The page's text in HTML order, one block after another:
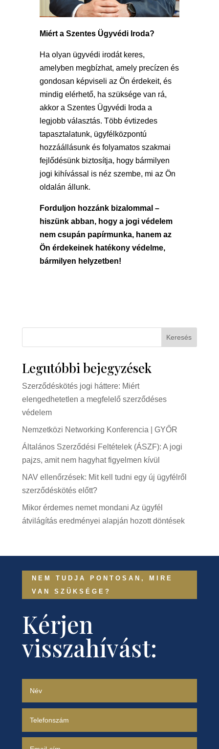
Miért a Szentes Ügyvédi Iroda?
Ha olyan ügyvédi irodát keres,
amelyben megbízhat, amely precízen és
gondosan képviseli az Ön érdekeit, és
mindig elérhető, ha szüksége van rá,
akkor a Szentes Ügyvédi Iroda a
legjobb választás. Több évtizedes
tapasztalatunk, ügyfélközpontú
hozzáállásunk és folyamatos szakmai
fejlődésünk biztosítja, hogy bármilyen
jogi kihívással is néz szembe, mi az Ön
oldalán állunk.
Forduljon hozzánk bizalommal –
hiszünk abban, hogy a jogi védelem
nem csupán papírmunka, hanem az
Ön érdekeinek hatékony védelme,
bármilyen helyzetben!
Keresés
Legutóbbi bejegyzések
Szerződéskötés jogi háttere: Miért
elengedhetetlen a megfelelő szerződéses
védelem
Nemzetközi Networking Konferencia | GYŐR
Általános Szerződési Feltételek (ÁSZF): A jogi
pajzs, amit nem hagyhat figyelmen kívül
NAV ellenőrzések: Mit kell tudni egy új ügyfélről
szerződéskötés előtt?
Mikor érdemes nemet mondani Az ügyfél
átvilágítás eredményei alapján hozott döntések
NEM TUDJA PONTOSAN, MIRE
VAN SZÜKSÉGE?
Kérjen
visszahívást: